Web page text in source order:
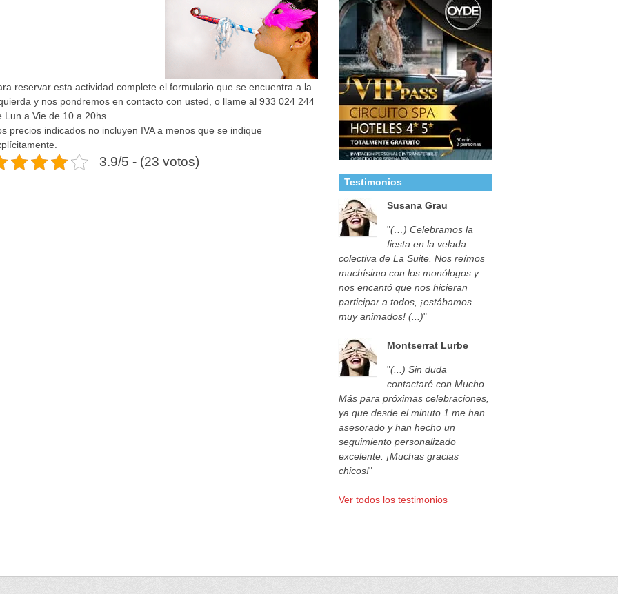
reservar esta actividad complete el formulario que se encuentra a la
y nos pondremos en contacto con usted, o llame al 933 024 244
Lun a Vie de 10 a 20hs.
precios indicados no incluyen IVA a menos que se indique
3.9/5 - (23 votos)
Testimonios
Susana Grau
"(…) Celebramos la
fiesta en la velada
colectiva de La Suite. Nos reímos
muchísimo con los monólogos y
nos encantó que nos hicieran
participar a todos, ¡estábamos
muy animados! (...)"
Montserrat Lurbe
"(...) Sin duda
contactaré con Mucho
Más para próximas celebraciones,
ya que desde el minuto 1 me han
asesorado y han hecho un
seguimiento personalizado
excelente. ¡Muchas gracias
chicos!"
Ver todos los testimonios